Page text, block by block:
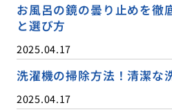
お風呂の鏡の曇り止めを徹
と選び方
2025.04.17
洗濯機の掃除方法！清潔な
2025.04.17